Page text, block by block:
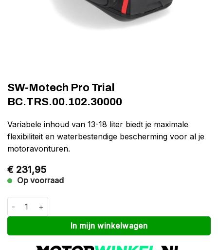
SW-Motech Pro Trial
BC.TRS.00.102.30000
Variabele inhoud van 13-18 liter biedt je maximale
flexibiliteit en waterbestendige bescherming voor al je
motoravonturen.
€ 231,95
Op voorraad
SW-Motech Pro Trial BC.TRS.00.102.30000 aantal
In mijn winkelwagen
Alternative: